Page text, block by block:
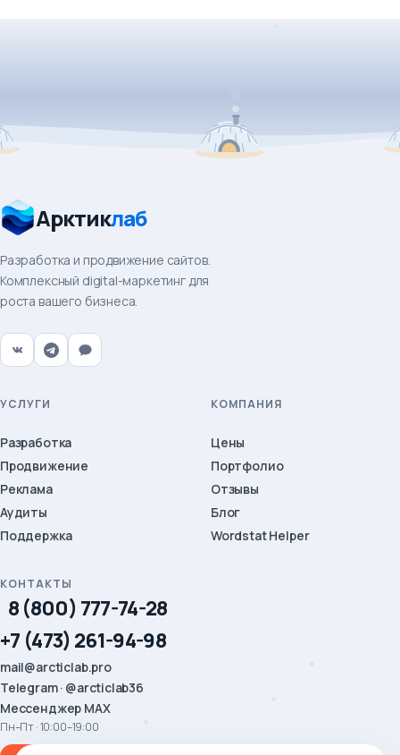
Арктиклаб
Разработка и продвижение сайтов.
Комплексный digital-маркетинг для
роста вашего бизнеса.
УСЛУГИ
Разработка
Продвижение
Реклама
Аудиты
Поддержка
КОМПАНИЯ
Цены
Портфолио
Отзывы
Блог
Wordstat Helper
КОНТАКТЫ
8 (800) 777-74-28
+7 (473) 261-94-98
mail@arcticlab.pro
Telegram · @arcticlab36
Мессенджер MAX
Пн–Пт · 10:00–19:00